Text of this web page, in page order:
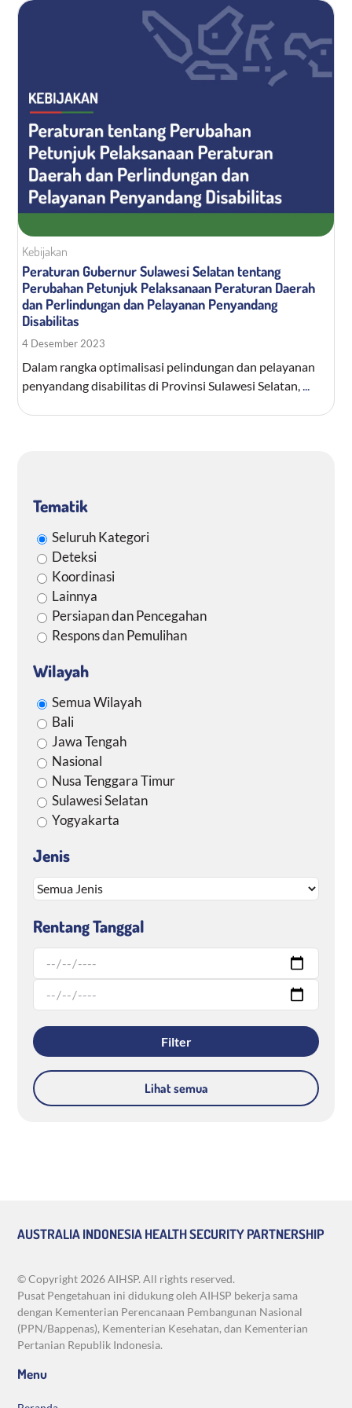
Tematik
Seluruh Kategori
Deteksi
Koordinasi
Lainnya
Persiapan dan Pencegahan
Respons dan Pemulihan
Wilayah
Semua Wilayah
Bali
Jawa Tengah
Nasional
Nusa Tenggara Timur
Sulawesi Selatan
Yogyakarta
Jenis
Rentang Tanggal
Lihat semua
Kebijakan
Peraturan Gubernur Sulawesi Selatan tentang
Perubahan Petunjuk Pelaksanaan Peraturan Daerah
dan Perlindungan dan Pelayanan Penyandang
Disabilitas
4 Desember 2023
Dalam rangka optimalisasi pelindungan dan pelayanan
penyandang disabilitas di Provinsi Sulawesi Selatan,
AUSTRALIA INDONESIA HEALTH SECURITY PARTNERSHIP
© Copyright 2026 AIHSP. All rights reserved.
Pusat Pengetahuan ini didukung oleh AIHSP bekerja sama
dengan Kementerian Perencanaan Pembangunan Nasional
(PPN/Bappenas), Kementerian Kesehatan, dan Kementerian
Pertanian Republik Indonesia.
Menu